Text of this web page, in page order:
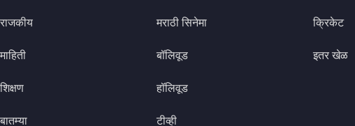
राजकीय
माहिती
शिक्षण
बातम्या
मराठी सिनेमा
बॉलिवूड
हॉलिवूड
टीव्ही
क्रिकेट
इतर खेळ